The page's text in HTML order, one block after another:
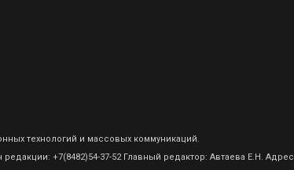
технологий и массовых коммуникаций.
+7(8482)54-37-52 Главный редактор: Автаева Е.Н. Адрес